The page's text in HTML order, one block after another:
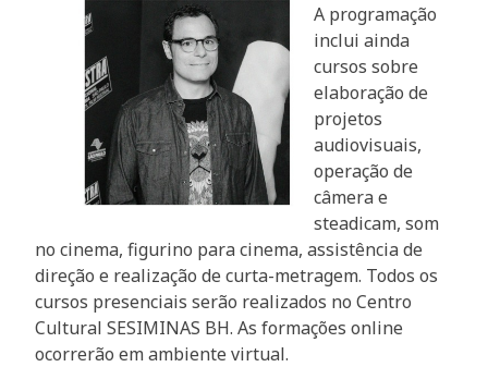
A programação
inclui ainda
cursos sobre
elaboração de
projetos
audiovisuais,
operação de
câmera e
steadicam, som
no cinema, figurino para cinema, assistência de
direção e realização de curta-metragem. Todos os
cursos presenciais serão realizados no Centro
Cultural SESIMINAS BH. As formações online
ocorrerão em ambiente virtual.